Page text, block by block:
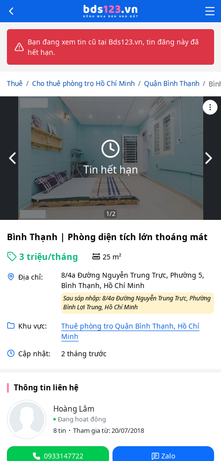
Bạn đang xem tin cũ tại Bds123.vn, tin đăng này đã
hết hạn.
Thuê Cho thuê phòng trọ Hồ Chí Minh Quận Bình Thạnh
|
mát
Tin hết hạn
Slide trước
1/2
Bình Thạnh | Phòng diện tích lớn thoáng mát
3 triệu/tháng
25 m²
Địa chỉ:
8/4a Đường Nguyễn Trung Trực, Phường 5,
Bình Thạnh, Hồ Chí Minh
Sau sáp nhập: 8/4a Đường Nguyễn Trung Trực, Phường
Bình Lợi Trung, Hồ Chí Minh
Khu vực:
Thuê phòng trọ Quận Bình Thạnh, Hồ Chí
Minh
Cập nhật:
2 tháng trước
Thông tin liên hệ
Hoàng Lâm
Đang hoạt động
8 tin
Tham gia từ: 20/07/2018
0933147722 Zalo